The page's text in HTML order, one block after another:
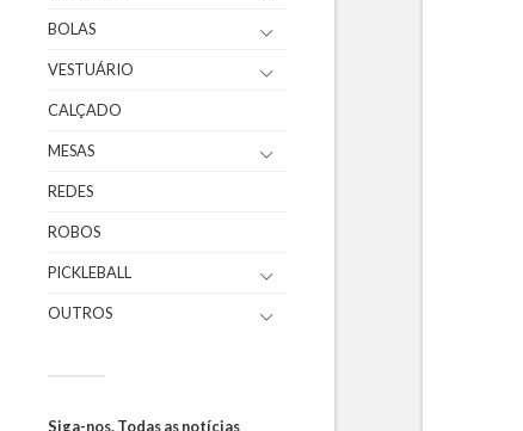
BOLAS
VESTUÁRIO
CALÇADO
MESAS
REDES
ROBOS
PICKLEBALL
OUTROS
Siga-nos. Todas as notícias